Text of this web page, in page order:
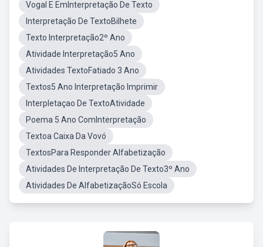
Vogal E EmInterpretação De Texto
Interpretação De TextoBilhete
Texto Interpretação2º Ano
Atividade Interpretação5 Ano
Atividades TextoFatiado 3 Ano
Textos5 Ano Interpretação Imprimir
Interpletaçao De TextoAtividade
Poema 5 Ano ComInterpretação
Textoa Caixa Da Vovó
TextosPara Responder Alfabetização
Atividades De Interpretação De Texto3º Ano
Atividades De AlfabetizaçãoSó Escola